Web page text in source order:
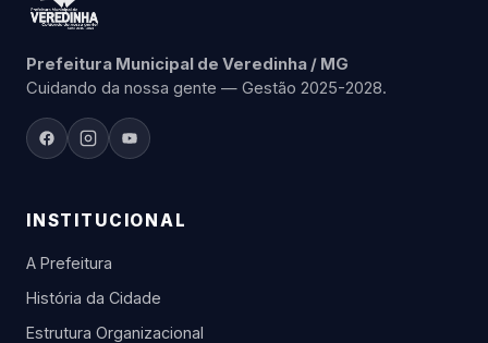
Prefeitura Municipal de Veredinha / MG
Cuidando da nossa gente — Gestão 2025-2028.
INSTITUCIONAL
A Prefeitura
História da Cidade
Estrutura Organizacional